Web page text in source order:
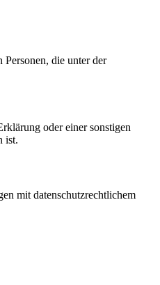
die unter der
oder einer sonstigen
ist.
mit datenschutzrechtlichem